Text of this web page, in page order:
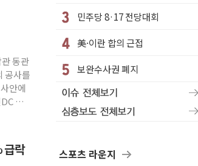
환점"
대·속도전 총력"
동관
공사를
안에
연
급락
민주당 8·17 전당대회
美·이란 합의 근접
보완수사권 폐지
스포츠 라운지